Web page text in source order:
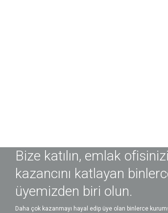
Bize katılın, emlak
kazancını katlayan
üyemizden biri olun.
Daha çok kazanmayı hayal edip üye olan binlerce